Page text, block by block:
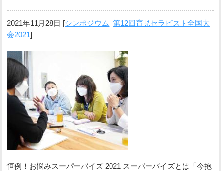
2021年11月28日 [シンポジウム,第12回育児セラピスト全国大
会2021]
恒例！お悩みスーパーバイズ 2021 スーパーバイズとは「今抱